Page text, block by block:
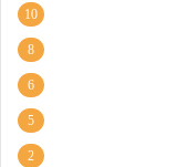
10
8
6
5
2